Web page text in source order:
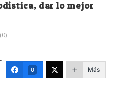
dar lo mejor
0 Más